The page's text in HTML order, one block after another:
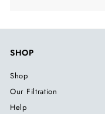
SHOP
Shop
Our Filtration
Help